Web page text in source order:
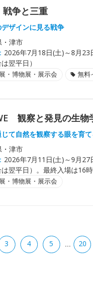
争と三重
ザインに見る戦争
・津市
2026年7月18日(土)～8月
翌平日）
・博物展・展示会 無料
観察と発見の生物
て自然を観察する眼を育
・津市
2026年7月11日(土)～9月
翌平日）。最終入場は16時
・博物展・展示会
3 4 5 … 20